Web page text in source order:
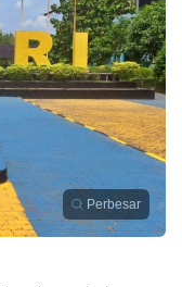
Perbesar